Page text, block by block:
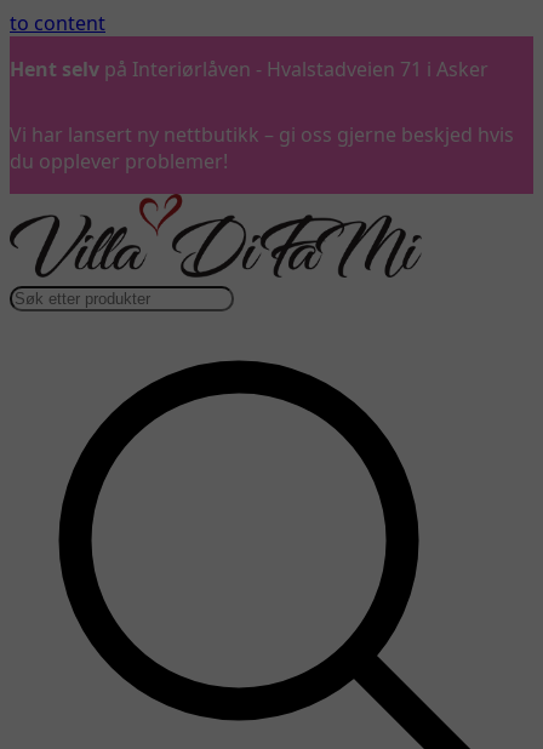
to content
Ring ossgjerne på 992 57 899
Vi har lansert ny nettbutikk – gi oss gjerne beskjed hvis
du opplever problemer!